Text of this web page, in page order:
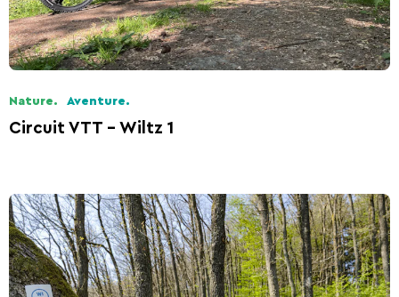
Nature. Aventure.
Circuit VTT - Wiltz 1